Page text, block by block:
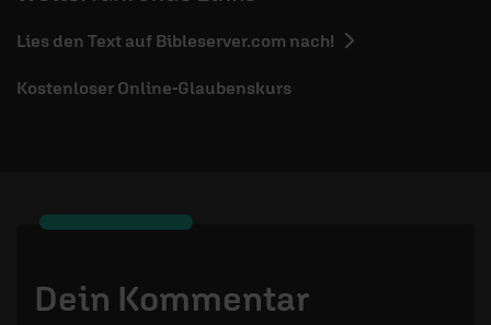
Lies den Text auf Bibleserver.com nach!
Kostenloser Online-Glaubenskurs
Dein Kommentar